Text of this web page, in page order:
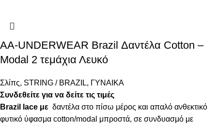
AA-UNDERWEAR Brazil Δαντέλα Cotton –
Modal 2 τεμάχια Λευκό
Σλίπς, STRING / BRAZIL, ΓΥΝΑΙΚΑ
Συνδεθείτε για να δείτε τις τιμές
Brazil lace με δαντέλα στο πίσω μέρος και απαλό ανθεκτικό
φυτικό ύφασμα cotton/modal μπροστά, σε συνδυασμό με